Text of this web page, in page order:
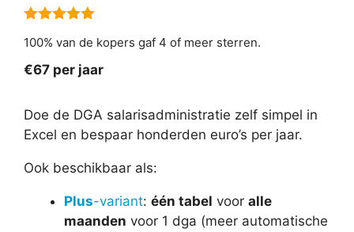
100% van de kopers gaf 4 of meer sterren.
€67 per jaar
Doe de DGA salarisadministratie zelf simpel in
Excel en bespaar honderden euro’s per jaar.
Ook beschikbaar als:
Plus-variant: één tabel voor alle
maanden voor 1 dga (meer automatische